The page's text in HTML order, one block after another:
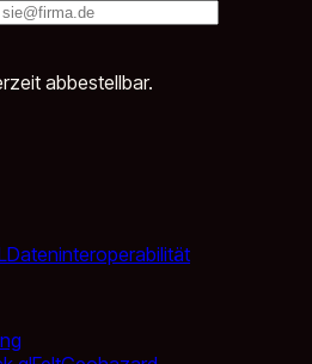
abbestellbar.
Dateninteroperabilität